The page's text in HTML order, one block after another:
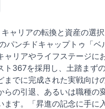
ャリアの転換と資産の選
パンチドキャップトゥ「
リアやライフステージに
367を採用し、土踏まず
でに完成された実戦向け
の引退、あるいは職種の
す。「昇進の記念に手に